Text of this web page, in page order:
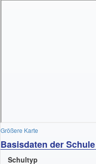
Größere Karte
Basisdaten der Schule
Schultyp